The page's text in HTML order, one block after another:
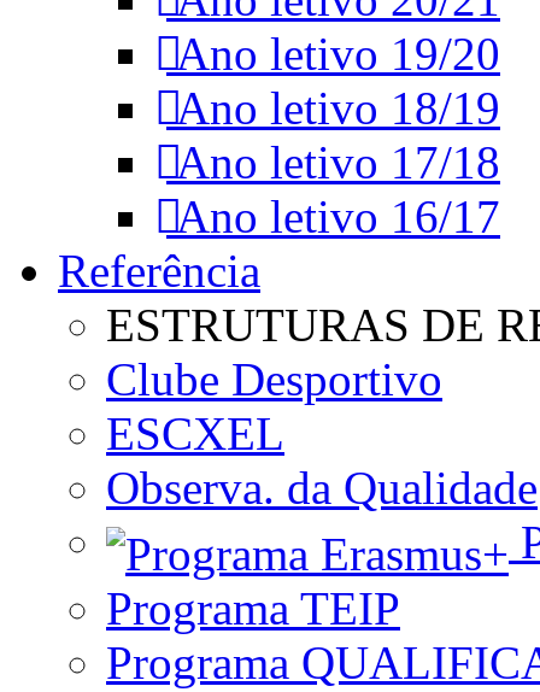
Ano letivo 19/20
Ano letivo 18/19
Ano letivo 17/18
Ano letivo 16/17
Referência
ESTRUTURAS DE
Clube Desportivo
ESCXEL
Observa. da Qualidade
Programa TEIP
Programa